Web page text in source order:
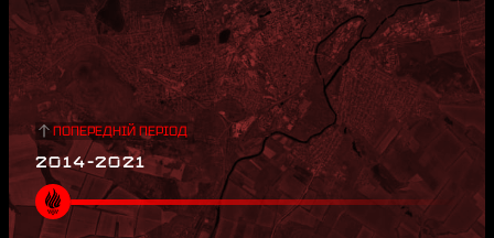
ПОПЕРЕДНІЙ ПЕРІОД
2014-2021